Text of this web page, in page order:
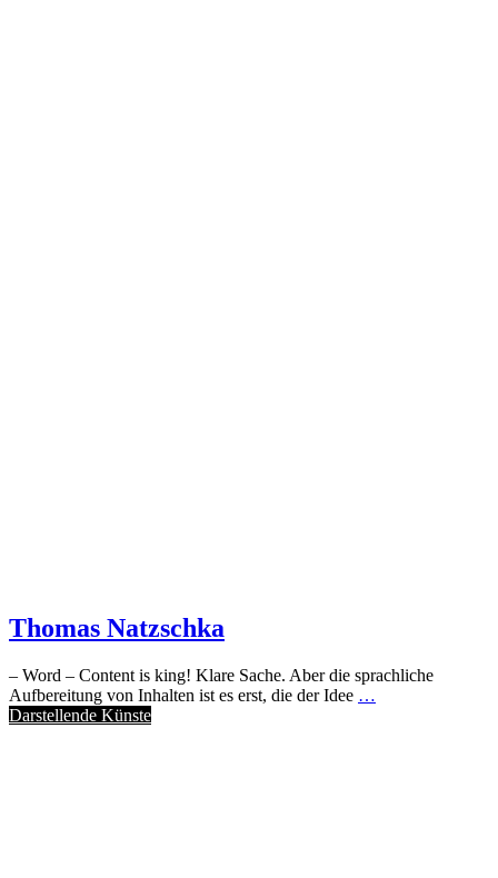
Thomas Natzschka
– Word – Content is king! Klare Sache. Aber die sprachliche
Aufbereitung von Inhalten ist es erst, die der Idee …
Darstellende Künste